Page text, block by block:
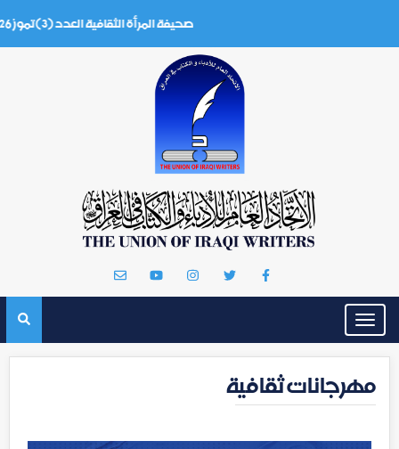
صحيفة المرأة الثقافية العدد (3) تموز 2026
Toggle
navigation
مهرجانات ثقافية